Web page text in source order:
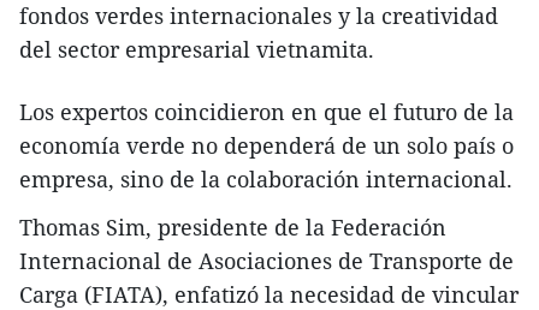
fondos verdes internacionales y la creatividad
del sector empresarial vietnamita.
Los expertos coincidieron en que el futuro de la
economía verde no dependerá de un solo país o
empresa, sino de la colaboración internacional.
Thomas Sim, presidente de la Federación
Internacional de Asociaciones de Transporte de
Carga (FIATA), enfatizó la necesidad de vincular